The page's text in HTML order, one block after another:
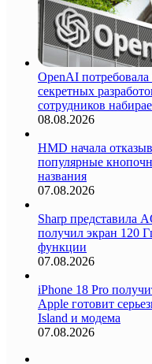
OpenAI
секретных
сотрудников
08.08.2026
HMD начала
популярные
названия
07.08.2026
Sharp представила
получил экран 120
функции
07.08.2026
iPhone 18 Pro
Apple готовит
Island и модема
07.08.2026